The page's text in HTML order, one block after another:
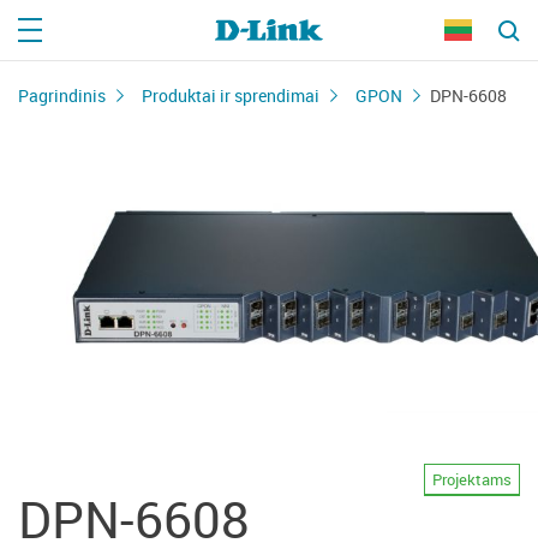
Pagrindinis Produktai ir sprendimai GPON DPN-6608
DPN-6608
Projektams